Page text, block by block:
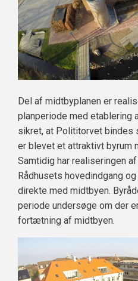
Del af midtbyplanen er
planperiode med etablering
sikret, at Polititorvet bindes
er blevet et attraktivt byrum
Samtidig har realiseringen
Rådhusets hovedindgang
direkte med midtbyen.
periode undersøge om der
fortætning af midtbyen.